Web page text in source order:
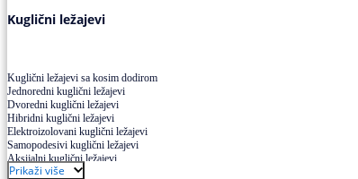
Kuglični ležajevi
Kuglični ležajevi sa kosim dodirom
Jednoredni kuglični ležajevi
Dvoredni kuglični ležajevi
Hibridni kuglični ležajevi
Elektroizolovani kuglični ležajevi
Samopodesivi kuglični ležajevi
Aksijalni kuglični ležajevi
Kuglični ležajevi od nerđajućeg čelika
Prikaži više